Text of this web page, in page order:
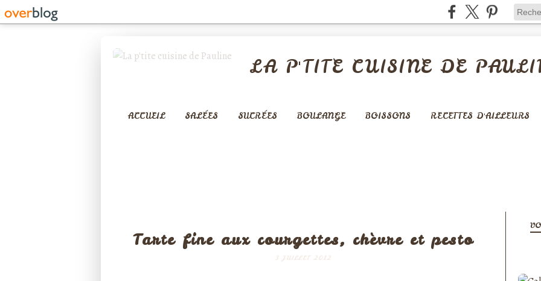
LA P'TITE CUISINE DE
ACCUEIL SALÉES SUCRÉES BOULANGE BOISSONS RECETTES D'AILLEURS
Tarte fine aux courgettes, chèvre et pesto
3 JUILLET 2012